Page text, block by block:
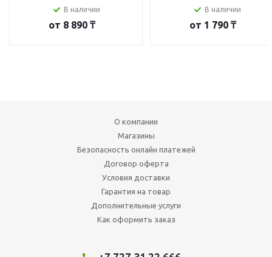
В наличии
от 8 890 ₸
В наличии
от 1 790 ₸
О компании
Магазины
Безопасность онлайн платежей
Договор оферта
Условия доставки
Гарантия на товар
Дополнительные услуги
Как оформить заказ